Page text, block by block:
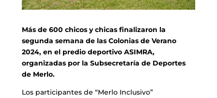
Más de 600 chicos y chicas finalizaron la
segunda semana de las Colonias de Verano
2024, en el predio deportivo ASIMRA,
organizadas por la Subsecretaría de Deportes
de Merlo.
Los participantes de “Merlo Inclusivo”